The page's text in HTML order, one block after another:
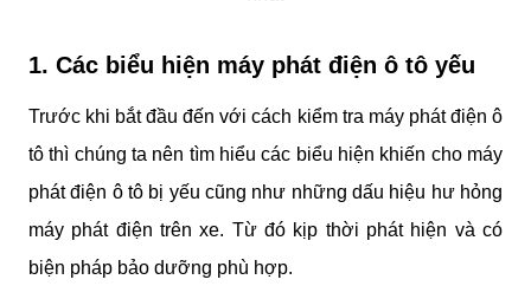
1. Các biểu hiện máy phát điện ô tô yếu
Trước khi bắt đầu đến với cách kiểm tra máy phát điện ô
tô thì chúng ta nên tìm hiểu các biểu hiện khiến cho máy
phát điện ô tô bị yếu cũng như những dấu hiệu hư hỏng
máy phát điện trên xe. Từ đó kịp thời phát hiện và có
biện pháp bảo dưỡng phù hợp.